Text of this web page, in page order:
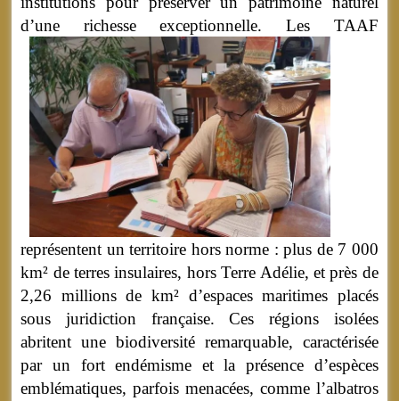
d’une richesse exceptionnelle.Les TAAF
représentent un territoire hors norme : plus de 7 000
km² de terres insulaires, hors Terre Adélie, et près de
2,26 millions de km² d’espaces maritimes placés
sous juridiction française. Ces régions isolées
abritent une biodiversité remarquable, caractérisée
par un fort endémisme et la présence d’espèces
emblématiques, parfois menacées, comme l’albatros